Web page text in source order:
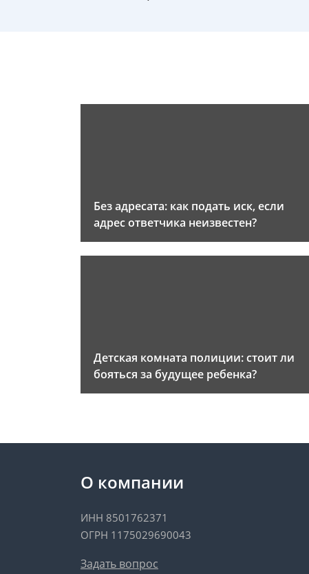
Без адресата: как подать иск, если
адрес ответчика неизвестен?
Детская комната полиции: стоит ли
бояться за будущее ребенка?
О компании
ИНН 8501762371
ОГРН 1175029690043
Задать вопрос